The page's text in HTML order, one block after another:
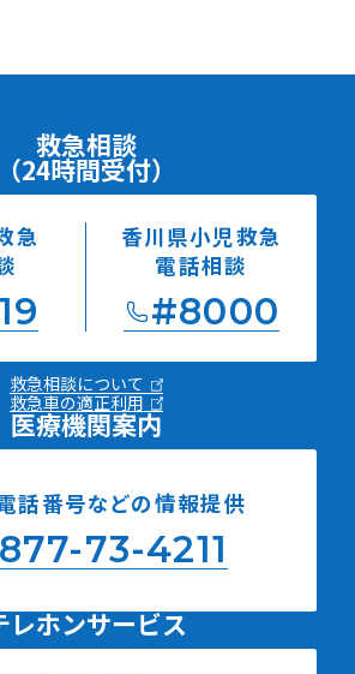
救急相談
（24時間受付）
急
香川県小児救急
電話相談
#8000
救急相談について
救急車の適正利用
医療機関案内
話番号などの情報提供
73-4211
レホンサービス